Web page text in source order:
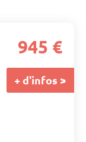
945 €
+ d'infos >